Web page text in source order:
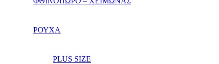
ΡΟΥΧΑ
PLUS SIZE